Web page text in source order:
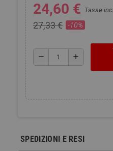
24,60 € Tasse
27,33 € -10%
remove add
SPEDIZIONI E RESI